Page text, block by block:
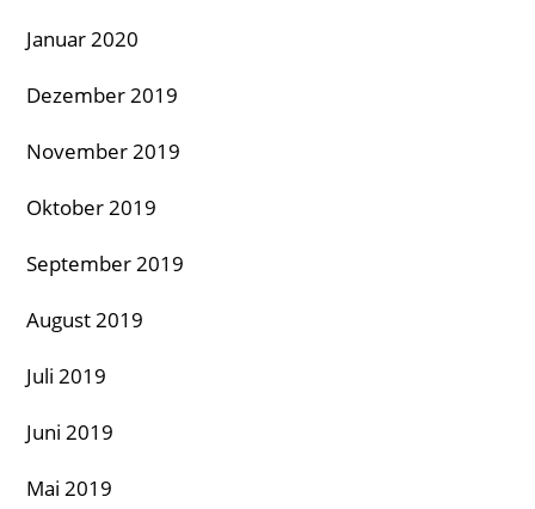
Januar 2020
Dezember 2019
November 2019
Oktober 2019
September 2019
August 2019
Juli 2019
Juni 2019
Mai 2019